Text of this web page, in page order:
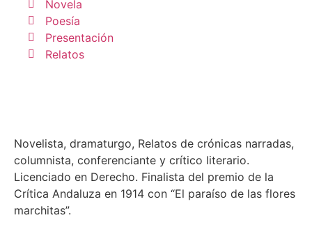
Novela
Poesía
Presentación
Relatos
Novelista, dramaturgo, Relatos de crónicas narradas,
columnista, conferenciante y crítico literario.
Licenciado en Derecho. Finalista del premio de la
Crítica Andaluza en 1914 con “El paraíso de las flores
marchitas”.